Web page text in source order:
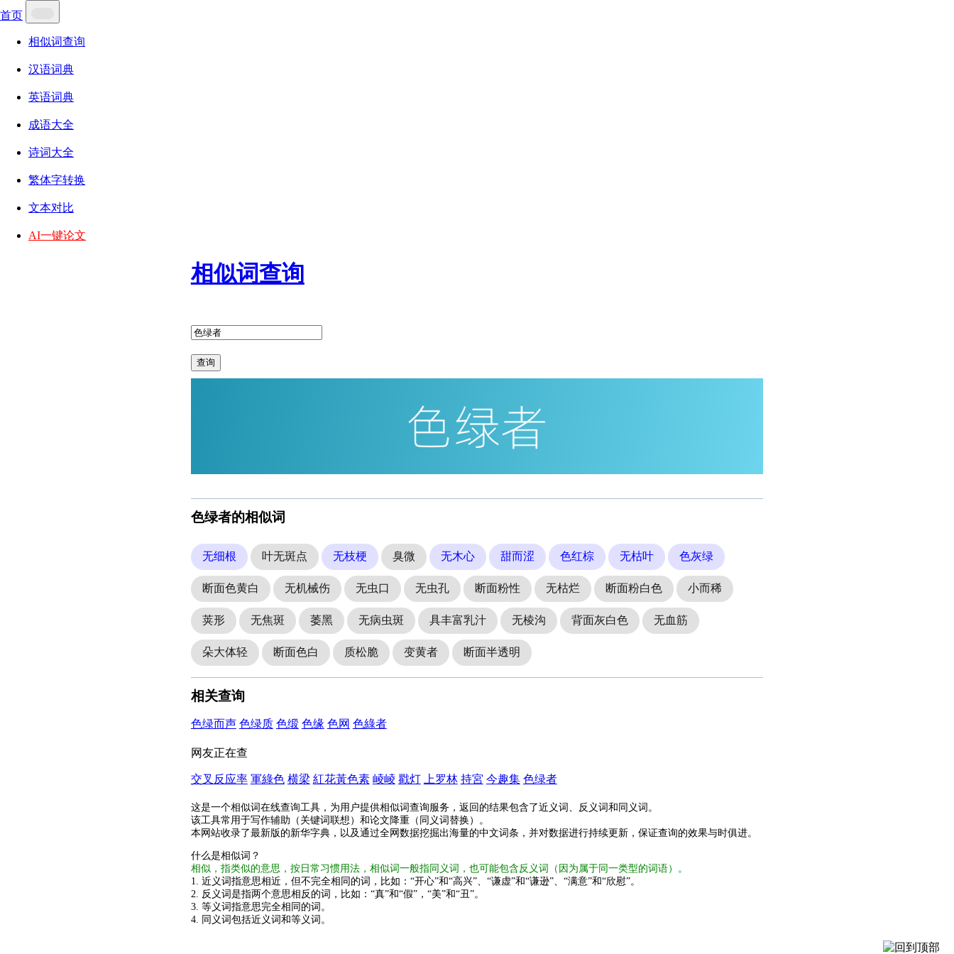
首页
相似词查询
汉语词典
英语词典
成语大全
诗词大全
繁体字转换
文本对比
AI一键论文
相似词查询
查询
色绿者的相似词
无细根 叶无斑点 无枝梗 臭微 无木心 甜而涩 色红棕 无枯叶 色灰绿
断面色黄白 无机械伤 无虫口 无虫孔 断面粉性 无枯烂 断面粉白色 小而稀
荚形 无焦斑 萎黑 无病虫斑 具丰富乳汁 无棱沟 背面灰白色 无血筋
朵大体轻 断面色白 质松脆 变黄者 断面半透明
相关查询
色绿而声 色绿质 色缎 色缘 色网 色綠者
网友正在查
交叉反应率 軍綠色 横梁 紅花黃色素 崚崚 戳灯 上罗林 持宮 今趣集 色绿者
这是一个相似词在线查询工具，为用户提供相似词查询服务，返回的结果包含了近义词、反义词和同义词。
该工具常用于写作辅助（关键词联想）和论文降重（同义词替换）。
本网站收录了最新版的新华字典，以及通过全网数据挖掘出海量的中文词条，并对数据进行持续更新，保证查询的效果与时俱进。
什么是相似词？
相似，指类似的意思，按日常习惯用法，相似词一般指同义词，也可能包含反义词（因为属于同一类型的词语）。
1. 近义词指意思相近，但不完全相同的词，比如：“开心”和“高兴”、“谦虚”和“谦逊”、“满意”和“欣慰”。
2. 反义词是指两个意思相反的词，比如：“真”和“假”，“美”和“丑”。
3. 等义词指意思完全相同的词。
4. 同义词包括近义词和等义词。